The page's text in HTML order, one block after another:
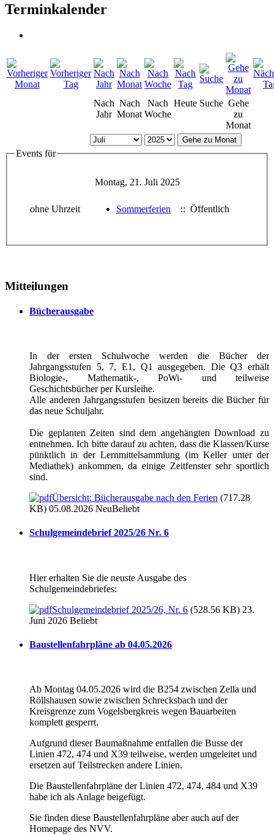
Terminkalender
Nach
Jahr
Nach
Monat
Nach
Woche
Heute Suche Gehe
zu
Monat
Gehe zu Monat
Events für
Montag, 21. Juli 2025
ohne Uhrzeit Sommerferien :: Öffentlich
Mitteilungen
Bücherausgabe
In der ersten Schulwoche werden die Bücher der
Jahrgangsstufen 5, 7, E1, Q1 ausgegeben. Die Q3 erhält
Biologie-, Mathematik-, PoWi- und teilweise
Geschichtsbücher per Kursleihe.
Alle anderen Jahrgangsstufen besitzen bereits die Bücher für
das neue Schuljahr.
Die geplanten Zeiten sind dem angehängten Download zu
entnehmen. Ich bitte darauf zu achten, dass die Klassen/Kurse
pünktlich in der Lernmittelsammlung (im Keller unter der
Mediathek) ankommen, da einige Zeitfenster sehr sportlich
sind.
Übersicht: Bücherausgabe nach den Ferien (717.28
KB) 05.08.2026 NeuBeliebt
Schulgemeindebrief 2025/26 Nr. 6
Hier erhalten Sie die neuste Ausgabe des
Schulgemeindebriefes:
Schulgemeindebrief 2025/26, Nr. 6 (528.56 KB) 23.
Juni 2026 Beliebt
Baustellenfahrpläne ab 04.05.2026
Ab Montag 04.05.2026 wird die B254 zwischen Zella und
Röllshausen sowie zwischen Schrecksbach und der
Kreisgrenze zum Vogelsbergkreis wegen Bauarbeiten
komplett gesperrt.
Aufgrund dieser Baumaßnahme entfallen die Busse der
Linien 472, 474 und X39 teilweise, werden umgeleitet und
ersetzen auf Teilstrecken andere Linien.
Die Baustellenfahrpläne der Linien 472, 474, 484 und X39
habe ich als Anlage beigefügt.
Sie finden diese Baustellenfahrpläne aber auch auf der
Homepage des NVV.